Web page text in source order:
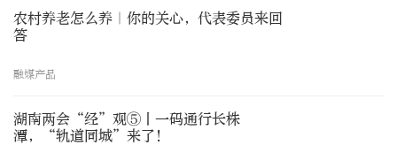
农村养老怎么养｜你的关心，代表委员来回
答
融媒产品
湖南两会“经”观⑤丨一码通行长株
潭，“轨道同城”来了！